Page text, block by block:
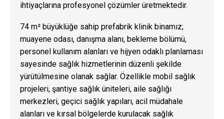
ihtiyaçlarına profesyonel çözümler üretmektedir.
74 m² büyüklüğe sahip prefabrik klinik binamız;
muayene odası, danışma alanı, bekleme bölümü,
personel kullanım alanları ve hijyen odaklı planlaması
sayesinde sağlık hizmetlerinin düzenli şekilde
yürütülmesine olanak sağlar. Özellikle mobil sağlık
projeleri, şantiye sağlık üniteleri, aile sağlığı
merkezleri, geçici sağlık yapıları, acil müdahale
alanları ve kırsal bölgelerde kurulacak sağlık